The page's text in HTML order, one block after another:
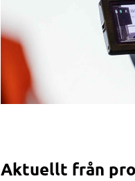
Aktuellt från